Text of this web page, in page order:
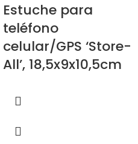
Estuche para
teléfono
celular/GPS ‘Store-
All’, 18,5x9x10,5cm